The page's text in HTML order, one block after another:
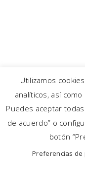
Utilizamos
analíticos, así
Puedes aceptar
de acuerdo” o
botón
Preferencias de